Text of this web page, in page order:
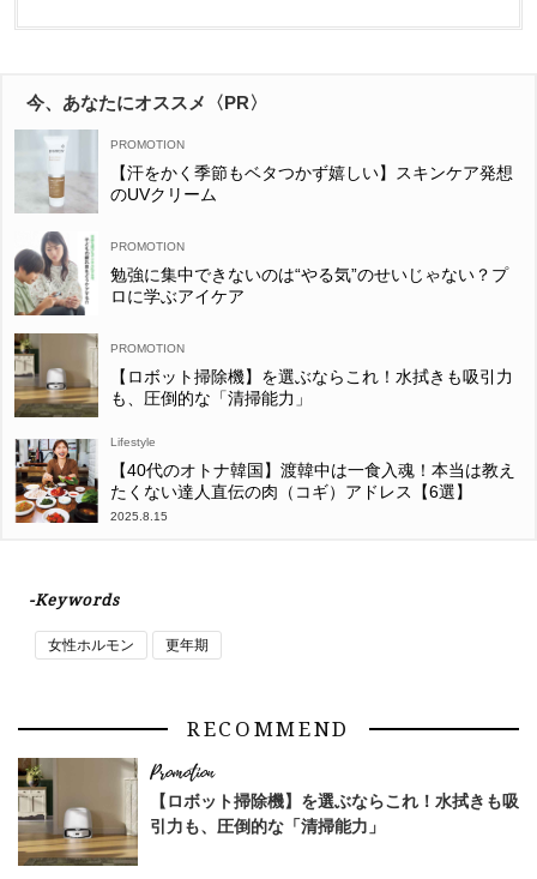
今、あなたにオススメ〈PR〉
【汗をかく季節もベタつかず嬉しい】スキンケア発想
のUVクリーム
勉強に集中できないのは“やる気”のせいじゃない？プ
ロに学ぶアイケア
【ロボット掃除機】を選ぶならこれ！水拭きも吸引力
も、圧倒的な「清掃能力」
Lifestyle
【40代のオトナ韓国】渡韓中は一食入魂！本当は教え
たくない達人直伝の肉（コギ）アドレス【6選】
2025.8.15
-Keywords
女性ホルモン 更年期
RECOMMEND
【ロボット掃除機】を選ぶならこれ！水拭きも吸
引力も、圧倒的な「清掃能力」